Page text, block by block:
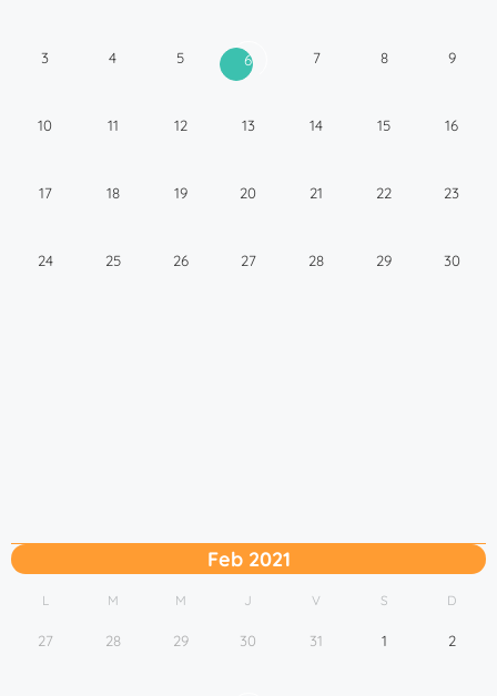
3 4 5 6 7 8 9
10 11 12 13 14 15 16
17 18 19 20 21 22 23
24 25 26 27 28 29 30
Feb 2021
L M M J V S D
27 28 29 30 31 1 2